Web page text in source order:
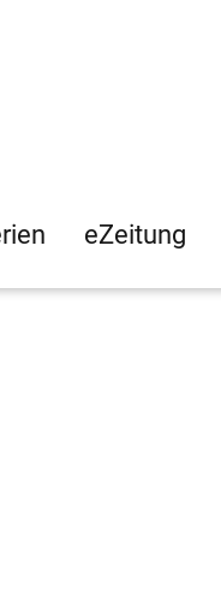
eZeitung